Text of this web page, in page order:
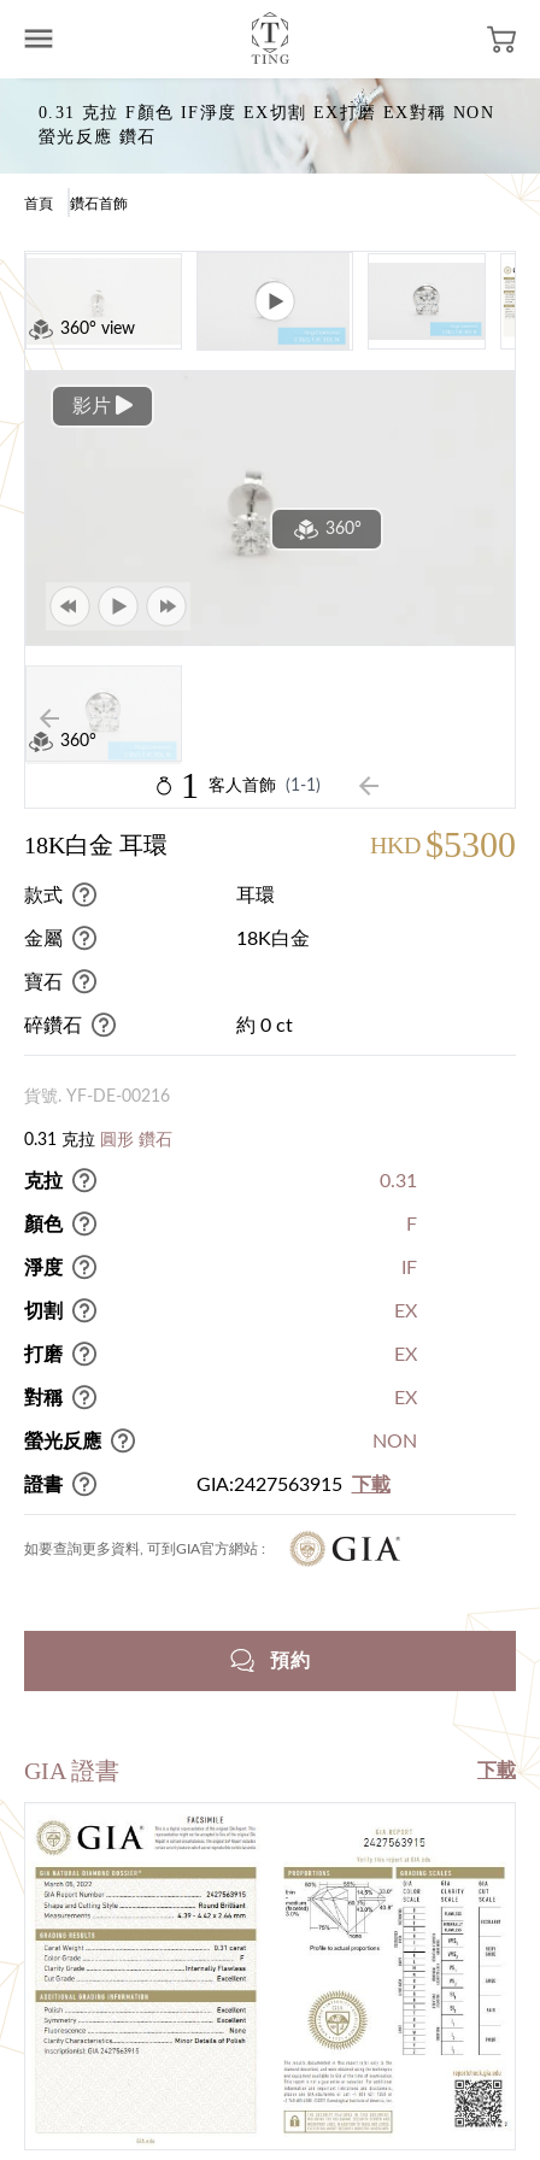
0.31 克拉 F顏色 IF淨度 EX切割 EX打磨 EX對稱 NON
螢光反應 鑽石
首頁 鑽石首飾
360° view
影片
360°
360°
1 客人首飾 (1-1)
18K白金 耳環 HKD $5300
款式 耳環
金屬 18K白金
寶石
碎鑽石 約 0 ct
貨號. YF-DE-00216
0.31 克拉 圓形 鑽石
克拉 0.31
顏色 F
淨度 IF
切割 EX
打磨 EX
對稱 EX
螢光反應 NON
證書 GIA:2427563915 下載
如要查詢更多資料, 可到GIA官方網站 :
預約
GIA 證書 下載